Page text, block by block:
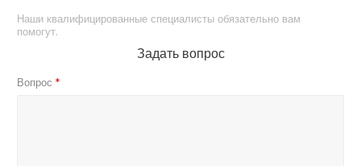
Наши квалифицированные специалисты обязательно вам
помогут.
Задать вопрос
Вопрос *